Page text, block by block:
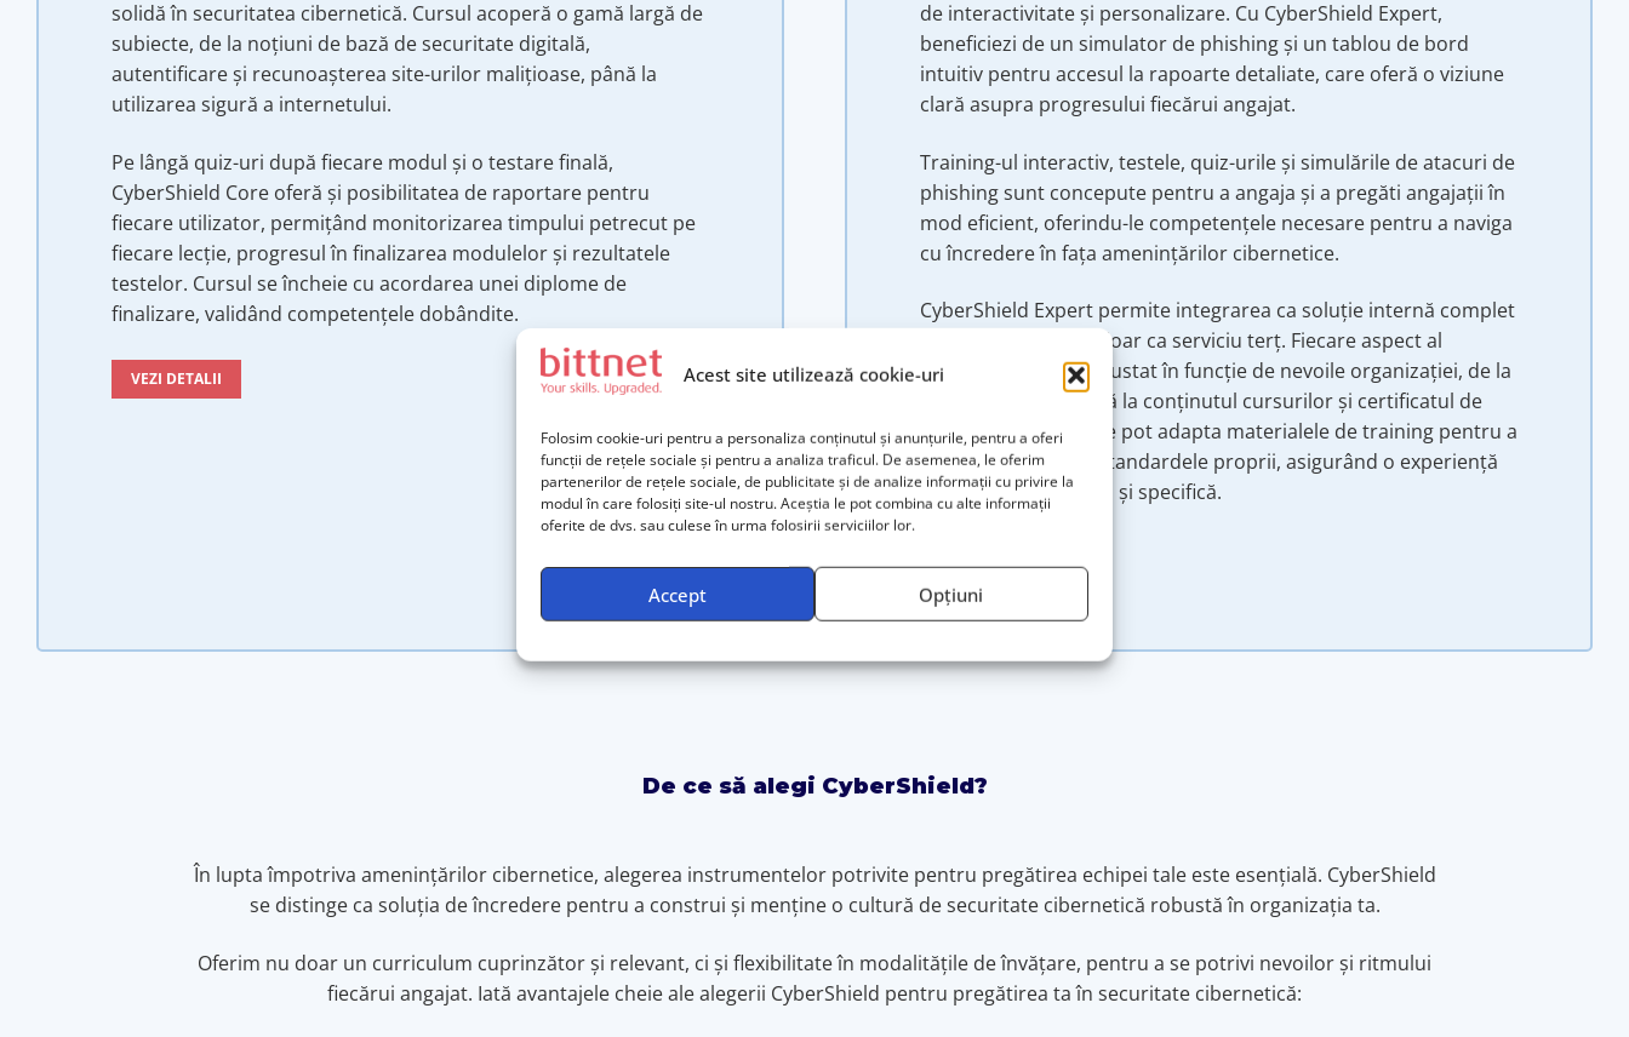
Acest site utilizează cookie-uri
Folosim cookie-uri pentru a personaliza conținutul și anunțurile, pentru a oferi
funcții de rețele sociale și pentru a analiza traficul. De asemenea, le oferim
partenerilor de rețele sociale, de publicitate și de analize informații cu privire la
modul în care folosiți site-ul nostru. Aceștia le pot combina cu alte informații
oferite de dvs. sau culese în urma folosirii serviciilor lor.
Accept Opțiuni
solidă în securitatea cibernetică. Cursul acoperă o gamă largă de
subiecte, de la noțiuni de bază de securitate digitală,
autentificare și recunoașterea site-urilor malițioase, până la
utilizarea sigură a internetului.
Pe lângă quiz-uri după fiecare modul și o testare finală,
CyberShield Core oferă și posibilitatea de raportare pentru
fiecare utilizator, permițând monitorizarea timpului petrecut pe
fiecare lecție, progresul în finalizarea modulelor și rezultatele
testelor. Cursul se încheie cu acordarea unei diplome de
finalizare, validând competențele dobândite.
VEZI DETALII
de interactivitate și personalizare. Cu CyberShield Expert,
beneficiezi de un simulator de phishing și un tablou de bord
intuitiv pentru accesul la rapoarte detaliate, care oferă o viziune
clară asupra progresului fiecărui angajat.
Training-ul interactiv, testele, quiz-urile și simulările de atacuri de
phishing sunt concepute pentru a angaja și a pregăti angajații în
mod eficient, oferindu-le competențele necesare pentru a naviga
cu încredere în fața amenințărilor cibernetice.
CyberShield Expert permite integrarea ca soluție internă complet
personalizabilă, nu doar ca serviciu terț. Fiecare aspect al
platformei poate fi ajustat în funcție de nevoile organizației, de la
logo și domeniu până la conținutul cursurilor și certificatul de
finalizare. Companiile pot adapta materialele de training pentru a
reflecta cerințele și standardele proprii, asigurând o experiență
de învățare relevantă și specifică.
De ce să alegi CyberShield?
În lupta împotriva amenințărilor cibernetice, alegerea instrumentelor potrivite pentru pregătirea echipei tale este esențială. CyberShield
se distinge ca soluția de încredere pentru a construi și menține o cultură de securitate cibernetică robustă în organizația ta.
Oferim nu doar un curriculum cuprinzător și relevant, ci și flexibilitate în modalitățile de învățare, pentru a se potrivi nevoilor și ritmului
fiecărui angajat. Iată avantajele cheie ale alegerii CyberShield pentru pregătirea ta în securitate cibernetică: